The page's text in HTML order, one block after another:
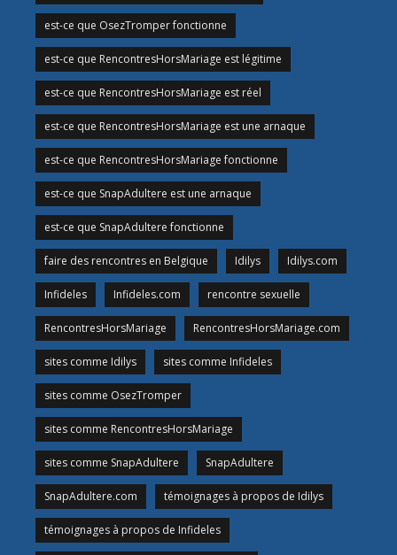
est-ce que OsezTromper fonctionne
est-ce que RencontresHorsMariage est légitime
est-ce que RencontresHorsMariage est réel
est-ce que RencontresHorsMariage est une arnaque
est-ce que RencontresHorsMariage fonctionne
est-ce que SnapAdultere est une arnaque
est-ce que SnapAdultere fonctionne
faire des rencontres en Belgique Idilys Idilys.com
Infideles Infideles.com rencontre sexuelle
RencontresHorsMariage RencontresHorsMariage.com
sites comme Idilys sites comme Infideles
sites comme OsezTromper
sites comme RencontresHorsMariage
sites comme SnapAdultere SnapAdultere
SnapAdultere.com témoignages à propos de Idilys
témoignages à propos de Infideles